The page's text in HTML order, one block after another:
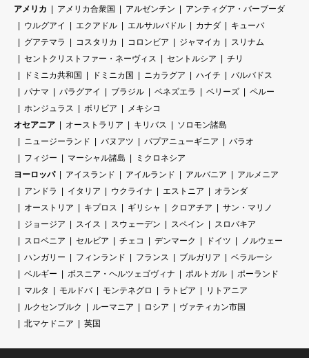
アメリカ
アメリカ合衆国 アルゼンチン
アンティグア・バーブーダ
ウルグアイ
エクアドル エルサルバドル カナダ
キューバ
グアテマラ
コスタリカ コロンビア ジャマイカ
スリナム
セントクリストファー・ネーヴィス
セントルシア
チリ
ドミニカ共和国
ドミニカ国 ニカラグア ハイチ
バルバドス
パナマ
パラグアイ ブラジル ベネズエラ ベリーズ
ペルー
ホンジュラス
ボリビア
メキシコ
オセアニア
オーストラリア キリバス
ソロモン諸島
ニュージーランド
バヌアツ パプアニューギニア
パラオ
フィジー
マーシャル諸島
ミクロネシア
ヨーロッパ
アイスランド アイルランド アルバニア
アルメニア
アンドラ
イタリア ウクライナ エストニア
オランダ
オーストリア
キプロス ギリシャ クロアチア
サン・マリノ
ジョージア
スイス スウェーデン スペイン
スロバキア
スロベニア
セルビア チェコ デンマーク ドイツ
ノルウェー
ハンガリー
フィンランド フランス ブルガリア
ベラルーシ
ベルギー
ボスニア・ヘルツェゴヴィナ ポルトガル
ポーランド
マルタ
モルドバ モンテネグロ ラトビア
リトアニア
ルクセンブルク
ルーマニア ロシア
ヴァティカン市国
北マケドニア
英国